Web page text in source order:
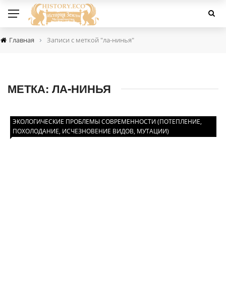
Главная › Записи с меткой "ла-нинья"
МЕТКА: ЛА-НИНЬЯ
ЭКОЛОГИЧЕСКИЕ ПРОБЛЕМЫ СОВРЕМЕННОСТИ (ПОТЕПЛЕНИЕ,
ПОХОЛОДАНИЕ, ИСЧЕЗНОВЕНИЕ ВИДОВ, МУТАЦИИ)